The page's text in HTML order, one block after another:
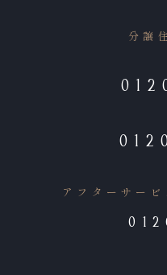
分譲
アフターサー